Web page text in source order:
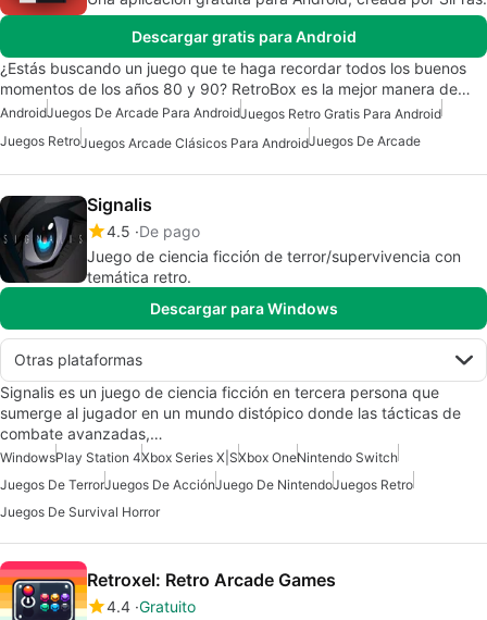
Descargar gratis para Android
¿Estás buscando un juego que te haga recordar todos los buenos
momentos de los años 80 y 90? RetroBox es la mejor manera de…
AndroidJuegos De Arcade Para AndroidJuegos Retro Gratis Para Android
Juegos RetroJuegos Arcade Clásicos Para AndroidJuegos De Arcade
Signalis
4.5 De pago
Juego de ciencia ficción de terror/supervivencia con
temática retro.
Descargar para Windows
Otras plataformas
Signalis es un juego de ciencia ficción en tercera persona que
sumerge al jugador en un mundo distópico donde las tácticas de
combate avanzadas,…
WindowsPlay Station 4Xbox Series X|SXbox OneNintendo Switch
Juegos De TerrorJuegos De AcciónJuego De NintendoJuegos Retro
Juegos De Survival Horror
Retroxel: Retro Arcade Games
4.4 Gratuito